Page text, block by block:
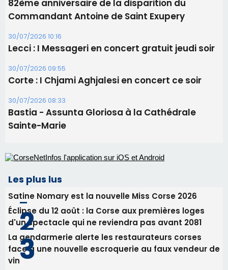
30/07/2026 10:16
Lecci : I Messageri en concert gratuit jeudi soir
30/07/2026 09:55
Corte : I Chjami Aghjalesi en concert ce soir
30/07/2026 08:33
Bastia - Assunta Gloriosa à la Cathédrale
Sainte-Marie
Les plus lus
Éclipse du 12 août : la Corse aux premières loges
d'un spectacle qui ne reviendra pas avant 2081
La gendarmerie alerte les restaurateurs corses
face à une nouvelle escroquerie au faux vendeur de
vin
En Corse, un début de saison marqué par une
consommation en recul dans les restaurants